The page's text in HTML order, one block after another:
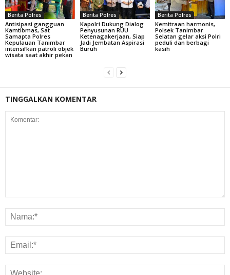
Berita Polres
Antisipasi gangguan
Kamtibmas, Sat
Samapta Polres
Kepulauan Tanimbar
intensifkan patroli objek
wisata saat akhir pekan
Berita Polres
Kapolri Dukung Dialog
Penyusunan RUU
Ketenagakerjaan, Siap
Jadi Jembatan Aspirasi
Buruh
Berita Polres
Kemitraan harmonis,
Polsek Tanimbar
Selatan gelar aksi Polri
peduli dan berbagi
kasih
TINGGALKAN KOMENTAR